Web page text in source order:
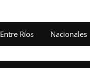
Entre Ríos Nacionales